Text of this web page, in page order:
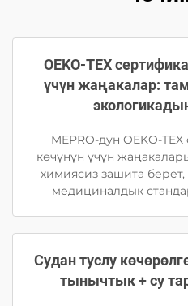
OEKO-TEX
үчүн жаңакалар:
MEPRO-дун OEKO-
көчүнүн үчүн
химиясиз зашита берет,
медициналдык
Судан туслу
тынычтык + су